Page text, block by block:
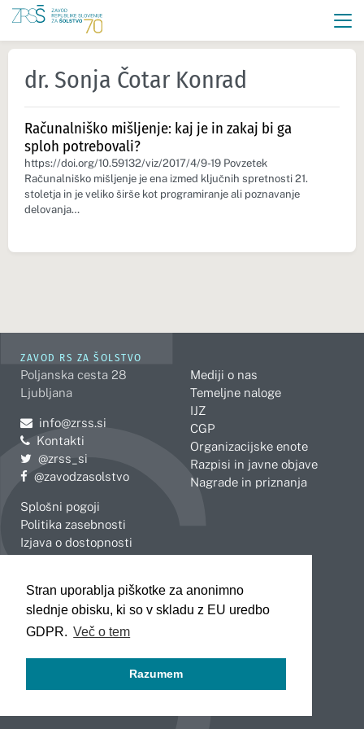
Stran uporablja piškotke za anonimno
slednje obisku, ki so v skladu z EU uredbo
GDPR. Več o tem
Razumem
dr. Sonja Čotar Konrad
Računalniško mišljenje: kaj je in zakaj bi ga
sploh potrebovali?
https://doi.org/10.59132/viz/2017/4/9-19 Povzetek
Računalniško mišljenje je ena izmed ključnih spretnosti 21.
stoletja in je veliko širše kot programiranje ali poznavanje
delovanja…
ZAVOD RS ZA ŠOLSTVO
Poljanska cesta 28
Ljubljana
Pošljite e-mail na
info@zrss.si
Kontakti
Pojdite na Twitter:
@zrss_si
Pojdite na Facebook:
@zavodzasolstvo
Splošni pogoji
Politika zasebnosti
Izjava o dostopnosti
Mediji o nas
Temeljne naloge
IJZ
CGP
Organizacijske enote
Razpisi in javne objave
Nagrade in priznanja
Celje
Koper
Kranj
Novo mesto
Slovenj Gradec